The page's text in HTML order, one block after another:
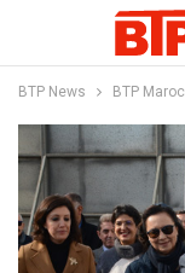
BTP News BTP Maroc